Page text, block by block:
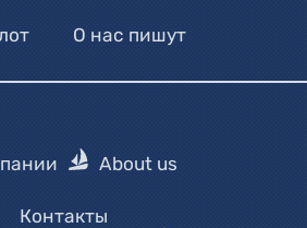
О нас пишут
About us
Контакты